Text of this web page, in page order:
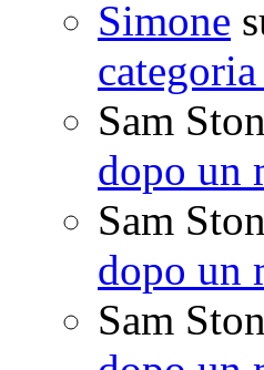
Simone
Sam
dopo un
Sam
dopo un
Sam